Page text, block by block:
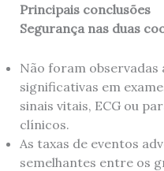
Principais conclusões
Segurança nas duas
Não foram
significativas em
sinais vitais, ECG ou
clínicos.
As taxas de eventos
semelhantes ​​entre os